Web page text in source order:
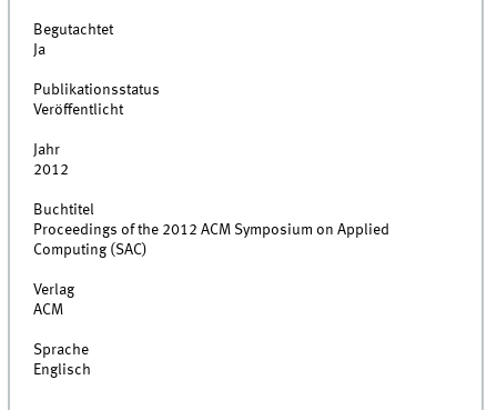
Begutachtet
Ja
Publikationsstatus
Veröffentlicht
Jahr
2012
Buchtitel
Proceedings of the 2012 ACM Symposium on Applied
Computing (SAC)
Verlag
ACM
Sprache
Englisch